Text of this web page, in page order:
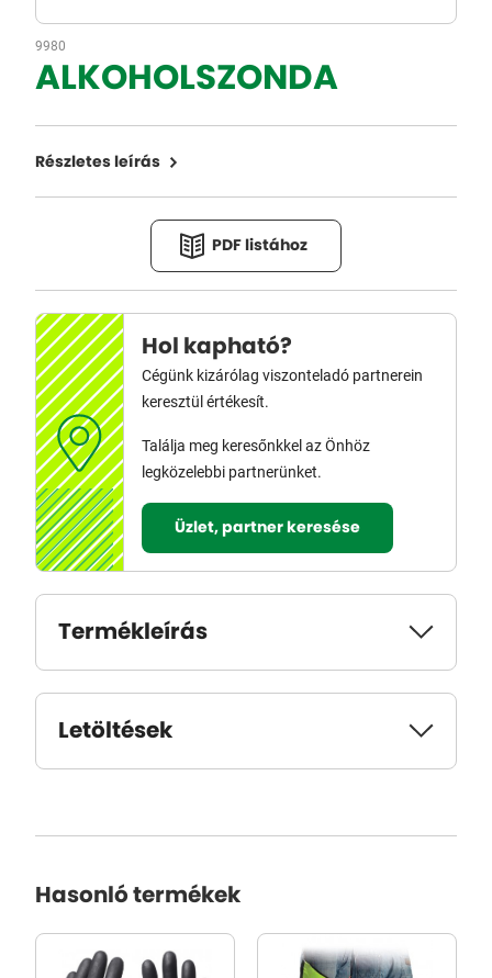
9980
ALKOHOLSZONDA
Részletes leírás
PDF listához
Hol kapható?
Cégünk kizárólag viszonteladó partnerein
keresztül értékesít.
Találja meg keresőnkkel az Önhöz
legközelebbi partnerünket.
Üzlet, partner keresése
Termékleírás
Letöltések
Hasonló termékek